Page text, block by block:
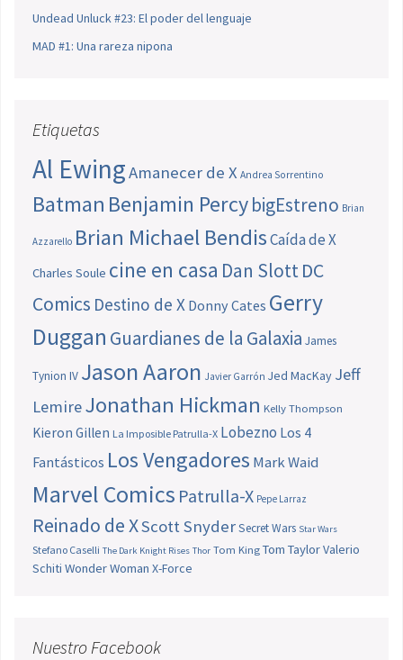
Undead Unluck #23: El poder del lenguaje
MAD #1: Una rareza nipona
Etiquetas
Al EwingAmanecer de X Andrea Sorrentino
Batman Benjamin PercybigEstreno Brian
Azzarello Brian Michael BendisCaída de X
Charles Soule cine en casa Dan SlottDC
Comics Destino de X Donny Cates Gerry
Duggan Guardianes de la Galaxia James
Tynion IV Jason Aaron Javier Garrón Jed MacKay Jeff
LemireJonathan Hickman Kelly Thompson
Kieron Gillen La Imposible Patrulla-X Lobezno Los 4
Fantásticos Los Vengadores Mark Waid
Marvel Comics Patrulla-X Pepe Larraz
Reinado de XScott SnyderSecret Wars Star Wars
Stefano Caselli The Dark Knight Rises Thor Tom King Tom TaylorValerio
Schiti Wonder Woman X-Force
Nuestro Facebook